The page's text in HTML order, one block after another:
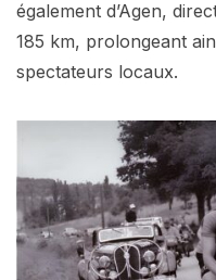
également d’Agen,
185 km, prolongeant
spectateurs locaux.